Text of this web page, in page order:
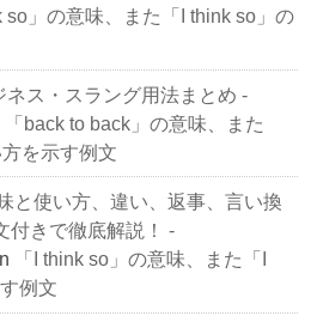
so」の意味、また「I think so」の
ス・スラング用法まとめ -
「back to back」の意味、また
方を示す例文
と使い方、違い、返事、言い換
付きで徹底解説！ -
「I think so」の意味、また「I
例文